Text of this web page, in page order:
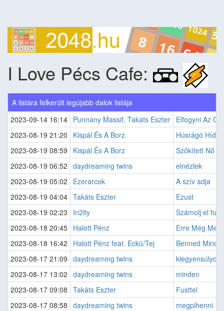
I Love Pécs Cafe:
A listára felkerült legújabb dalok listája
2023-09-14 16:14 Punnany Massif, Takats Eszter Elfogyni Az
2023-08-19 21:20
Kispál És A Borz
Húsrágó
2023-08-19 08:59
Kispál És A Borz
Szőkített Nő
2023-08-19 06:52 daydreaming twins
elnézlek
2023-08-19 05:02
Ezerarcok
A szív adja
2023-08-19 04:04 Takáts Eszter
Ezust
2023-08-19 02:23
In2ity
Számolj el
2023-08-18 20:45 Halott Pénz
Erre Még
2023-08-18 16:42
Halott Pénz feat. Eckü/Tej
Benned
2023-08-17 21:09 daydreaming twins
kiegyensúlyoz
2023-08-17 13:02 daydreaming twins
minden
2023-08-17 09:08 Takáts Eszter
Fusttel
2023-08-17 08:58 daydreaming twins
megpihenni